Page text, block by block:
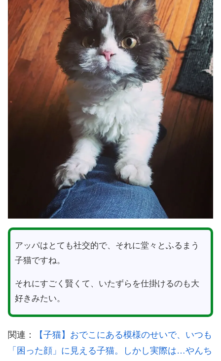
アッパはとても社交的で、それに堂々とふるまう
子猫ですね。
それにすごく賢くて、いたずらを仕掛けるのも大
好きみたい。
関連：
【子猫】おでこにある模様のせいで、いつも
「困った顔」に見える子猫。しかし実際は…やんち